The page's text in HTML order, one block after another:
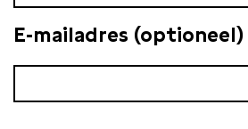
E-mailadres (optioneel)